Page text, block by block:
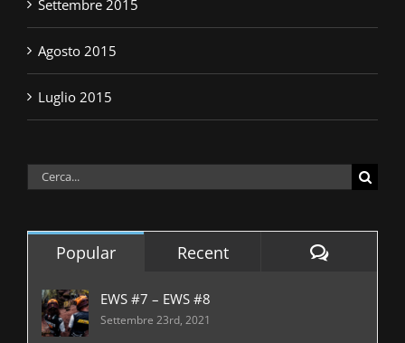
Settembre 2015
Agosto 2015
Luglio 2015
Cerca
Popular Recent
EWS #7 – EWS #8
Settembre 23rd, 2021